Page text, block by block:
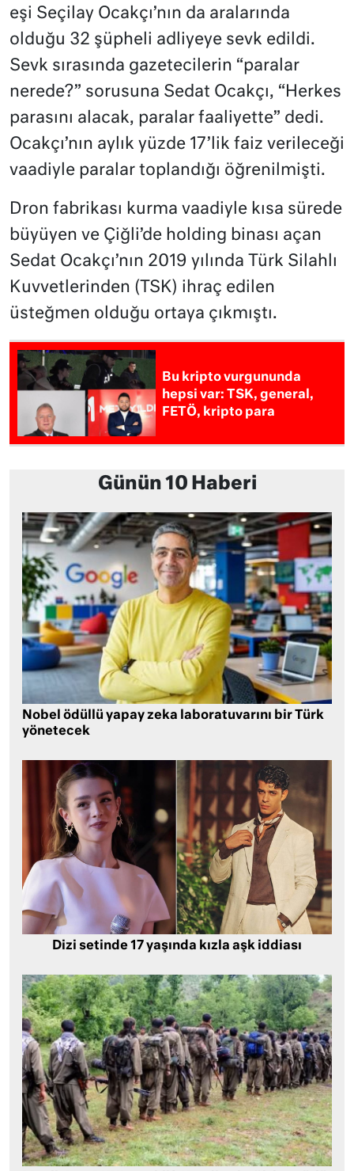
eşi Seçilay Ocakçı’nın da aralarında
olduğu 32 şüpheli adliyeye sevk edildi.
Sevk sırasında gazetecilerin “paralar
nerede?” sorusuna Sedat Ocakçı, “Herkes
parasını alacak, paralar faaliyette” dedi.
Ocakçı’nın aylık yüzde 17’lik faiz verileceği
vaadiyle paralar toplandığı öğrenilmişti.
Dron fabrikası kurma vaadiyle kısa sürede
büyüyen ve Çiğli’de holding binası açan
Sedat Ocakçı’nın 2019 yılında Türk Silahlı
Kuvvetlerinden (TSK) ihraç edilen
üsteğmen olduğu ortaya çıkmıştı.
Bu kripto vurgununda
hepsi var: TSK, general,
FETÖ, kripto para
Günün 10 Haberi
Nobel ödüllü yapay zeka laboratuvarını bir Türk
yönetecek
Dizi setinde 17 yaşında kızla aşk iddiası